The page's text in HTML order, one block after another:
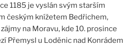
1185 je vyslán svým starším
českým knížetem Bedřichem,
na Moravu, kde 10. prosince
Přemysl u Loděnic nad Konrádem